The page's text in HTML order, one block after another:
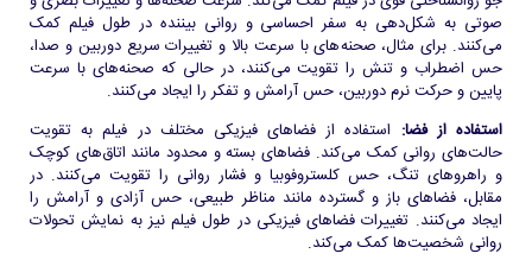
صوتی به شکل‌دهی به سفر احساسی و روانی بیننده در طول فیلم کمک
می‌کنند. برای مثال، صحنه‌های با سرعت بالا و تغییرات سریع دوربین و صدا،
حس اضطراب و تنش را تقویت می‌کنند، در حالی که صحنه‌های با سرعت
پایین و حرکت نرم دوربین، حس آرامش و تفکر را ایجاد می‌کنند.
استفاده از فضا: استفاده از فضاهای فیزیکی مختلف در فیلم به تقویت
حالت‌های روانی کمک می‌کند. فضاهای بسته و محدود مانند اتاق‌های کوچک
و راهروهای تنگ، حس کلستروفوبیا و فشار روانی را تقویت می‌کنند. در
مقابل، فضاهای باز و گسترده مانند مناظر طبیعی، حس آزادی و آرامش را
ایجاد می‌کنند. تغییرات فضاهای فیزیکی در طول فیلم نیز به نمایش تحولات
روانی شخصیت‌ها کمک می‌کند.